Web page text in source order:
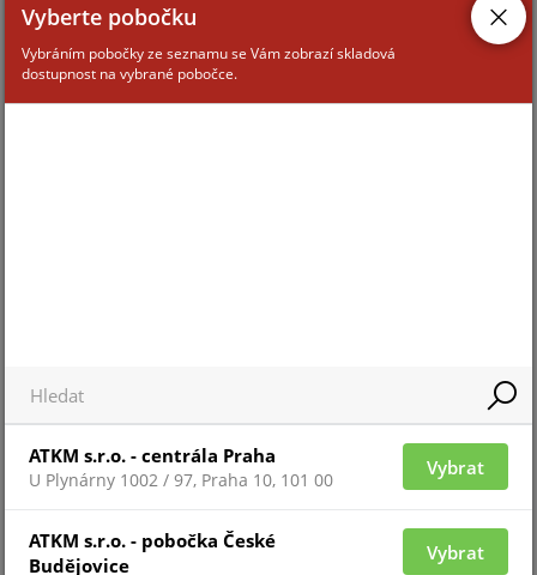
CU-CASH
Vyberte pobočku
Vybráním pobočky ze seznamu se Vám zobrazí skladová
dostupnost na vybrané pobočce.
ATKM s.r.o. - centrála Praha
U Plynárny 1002 / 97, Praha 10, 101 00
Vybrat
ATKM s.r.o. - pobočka České
Budějovice
Vybrat